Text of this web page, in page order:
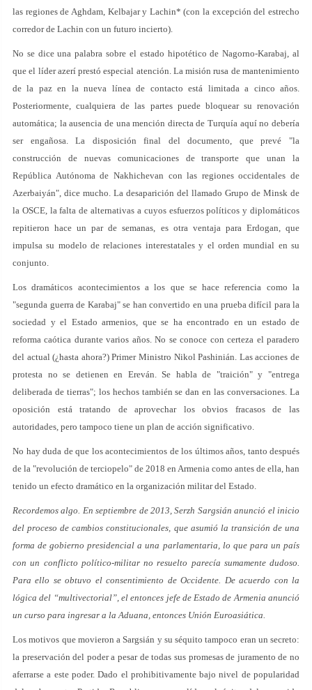
las regiones de Aghdam, Kelbajar y Lachin* (con la excepción del estrecho
corredor de Lachin con un futuro incierto).
No se dice una palabra sobre el estado hipotético de Nagorno-Karabaj, al
que el líder azerí prestó especial atención. La misión rusa de mantenimiento
de la paz en la nueva línea de contacto está limitada a cinco años.
Posteriormente, cualquiera de las partes puede bloquear su renovación
automática; la ausencia de una mención directa de Turquía aquí no debería
ser engañosa. La disposición final del documento, que prevé "la
construcción de nuevas comunicaciones de transporte que unan la
República Autónoma de Nakhichevan con las regiones occidentales de
Azerbaiyán", dice mucho. La desaparición del llamado Grupo de Minsk de
la OSCE, la falta de alternativas a cuyos esfuerzos políticos y diplomáticos
repitieron hace un par de semanas, es otra ventaja para Erdogan, que
impulsa su modelo de relaciones interestatales y el orden mundial en su
conjunto.
Los dramáticos acontecimientos a los que se hace referencia como la
"segunda guerra de Karabaj" se han convertido en una prueba difícil para la
sociedad y el Estado armenios, que se ha encontrado en un estado de
reforma caótica durante varios años. No se conoce con certeza el paradero
del actual (¿hasta ahora?) Primer Ministro Nikol Pashinián. Las acciones de
protesta no se detienen en Ereván. Se habla de "traición" y "entrega
deliberada de tierras"; los hechos también se dan en las conversaciones. La
oposición está tratando de aprovechar los obvios fracasos de las
autoridades, pero tampoco tiene un plan de acción significativo.
No hay duda de que los acontecimientos de los últimos años, tanto después
de la "revolución de terciopelo" de 2018 en Armenia como antes de ella, han
tenido un efecto dramático en la organización militar del Estado.
Recordemos algo. En septiembre de 2013, Serzh Sargsián anunció el inicio
del proceso de cambios constitucionales, que asumió la transición de una
forma de gobierno presidencial a una parlamentaria, lo que para un país
con un conflicto político-militar no resuelto parecía sumamente dudoso.
Para ello se obtuvo el consentimiento de Occidente. De acuerdo con la
lógica del “multivectorial”, el entonces jefe de Estado de Armenia anunció
un curso para ingresar a la Aduana, entonces Unión Euroasiática.
Los motivos que movieron a Sargsián y su séquito tampoco eran un secreto:
la preservación del poder a pesar de todas sus promesas de juramento de no
aferrarse a este poder. Dado el prohibitivamente bajo nivel de popularidad